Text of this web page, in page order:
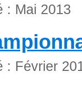
: Mai 2013
: Février